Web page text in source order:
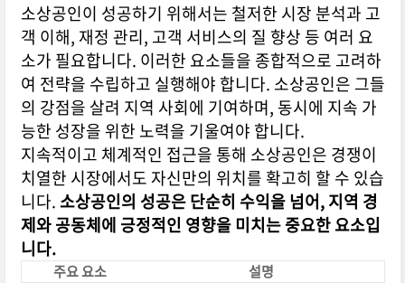
소상공인이 성공하기 위해서는 철저한 시장 분석과 고
객 이해, 재정 관리, 고객 서비스의 질 향상 등 여러 요
소가 필요합니다. 이러한 요소들을 종합적으로 고려하
여 전략을 수립하고 실행해야 합니다. 소상공인은 그들
의 강점을 살려 지역 사회에 기여하며, 동시에 지속 가
능한 성장을 위한 노력을 기울여야 합니다.
지속적이고 체계적인 접근을 통해 소상공인은 경쟁이
치열한 시장에서도 자신만의 위치를 확고히 할 수 있습
니다. 소상공인의 성공은 단순히 수익을 넘어, 지역 경
제와 공동체에 긍정적인 영향을 미치는 중요한 요소입
니다.
주요 요소
설명